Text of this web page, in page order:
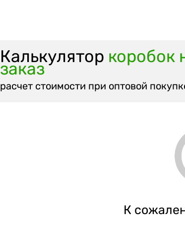
Калькулятор коробок
заказ
расчет стоимости при оптовой
К